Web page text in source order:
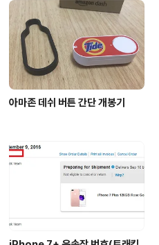
아마존 데쉬 버튼 간단 개봉기